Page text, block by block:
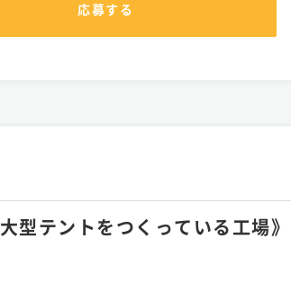
応募する
型テントをつくっている工場